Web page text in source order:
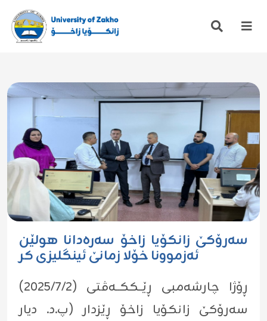
سەرۆکێ زانکۆیا زاخۆ سەرەدانا هولێن
ئەزموونا خۆلا زمانێ ئینگلیزی کر
ڕۆژا چارشەمبی ڕێــککــەڤتی (٢٠٢٥/٧/٢)
سەرۆکێ زانکۆیا زاخۆ ڕێزدار (پ.د. دیار